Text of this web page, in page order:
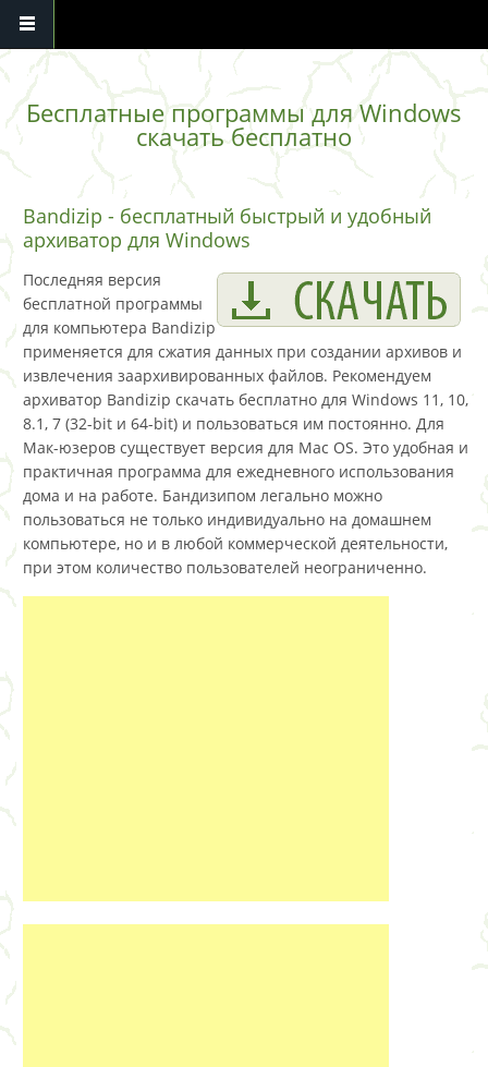
Перейти к основному содержанию
Бесплатные программы для Windows
скачать бесплатно
Bandizip - бесплатный быстрый и удобный
архиватор для Windows
Последняя версия
бесплатной программы
для компьютера Bandizip
применяется для сжатия данных при создании архивов и
извлечения заархивированных файлов. Рекомендуем
архиватор Bandizip скачать бесплатно для Windows 11, 10,
8.1, 7 (32-bit и 64-bit) и пользоваться им постоянно. Для
Мак-юзеров существует версия для Mac OS. Это удобная и
практичная программа для ежедневного использования
дома и на работе. Бандизипом легально можно
пользоваться не только индивидуально на домашнем
компьютере, но и в любой коммерческой деятельности,
при этом количество пользователей неограниченно.